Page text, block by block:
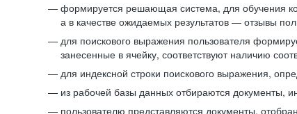
формируется решающая система, для обучения
а в качестве ожидаемых результатов — отзывы
для поискового выражения пользователя
занесенные в ячейку, соответствуют наличию
для индексной строки поискового выражения,
из рабочей базы данных отбираются документы,
пользователю представляются документы,